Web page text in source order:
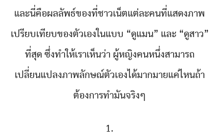
และนี่คือผลลัพธ์ของที่ชาวเน็ตแต่ละคนที่แสดงภาพ
เปรียบเทียบของตัวเองในแบบ “ดูแมน” และ “ดูสาว”
ที่สุด ซึ่งทำให้เราเห็นว่า ผู้หญิงคนหนึ่งสามารถ
เปลี่ยนแปลงภาพลักษณ์ตัวเองได้มากมายแค่ไหนถ้า
ต้องการทำมันจริงๆ
1.